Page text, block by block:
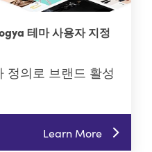
테마 사용자 지정
정의로 브랜드 활성
Learn More